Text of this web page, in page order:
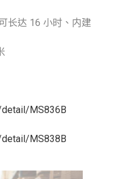
长达 16 小时、内建
MS836B
MS838B